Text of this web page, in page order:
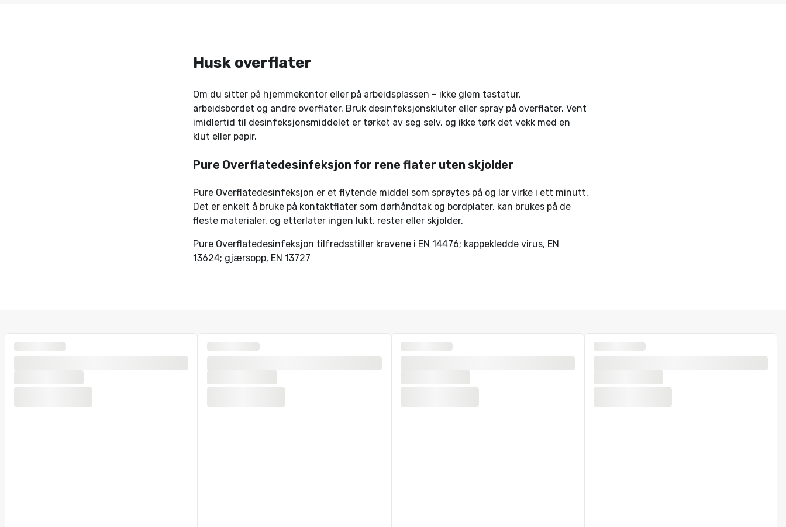
Husk overflater
Om du sitter på hjemmekontor eller på arbeidsplassen – ikke glem tastatur,
arbeidsbordet og andre overflater. Bruk desinfeksjonskluter eller spray på overflater. Vent
imidlertid til desinfeksjonsmiddelet er tørket av seg selv, og ikke tørk det vekk med en
klut eller papir.
Pure Overflatedesinfeksjon for rene flater uten skjolder
Pure Overflatedesinfeksjon er et flytende middel som sprøytes på og lar virke i ett minutt.
Det er enkelt å bruke på kontaktflater som dørhåndtak og bordplater, kan brukes på de
fleste materialer, og etterlater ingen lukt, rester eller skjolder.
Pure Overflatedesinfeksjon tilfredsstiller kravene i EN 14476; kappekledde virus, EN
13624; gjærsopp, EN 13727